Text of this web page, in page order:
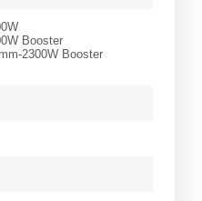
Booster
2300W Booster